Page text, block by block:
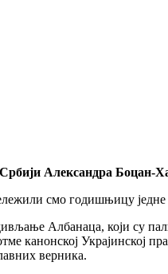
Александра Боцан-
смо годишњицу једне
Албанаца, који су
канонској Украјинској
верника.